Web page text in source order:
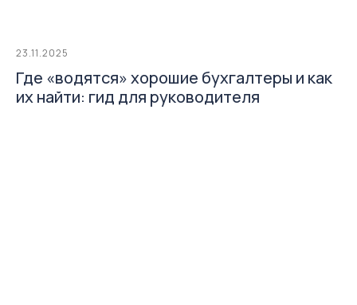
23.11.2025
Где «водятся» хорошие бухгалтеры и как
их найти: гид для руководителя